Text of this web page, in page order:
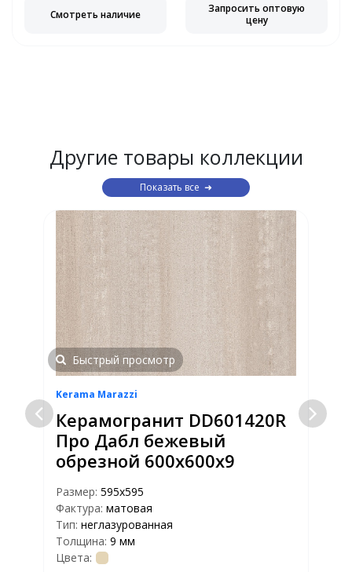
Смотреть наличие
Запросить оптовую
цену
Другие товары коллекции
Показать все
Быстрый просмотр
Kerama Marazzi
Керамогранит DD601420R
Про Дабл бежевый
обрезной 600х600х9
Размер: 595x595
Фактура: матовая
Тип: неглазурованная
Толщина: 9 мм
Цвета: